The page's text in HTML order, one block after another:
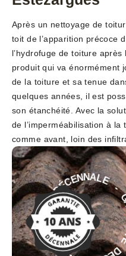
Après un nettoyage de
toit de l’apparition précoce
l’hydrofuge de toiture après
produit qui va énormément
de la toiture et sa tenue
quelques années, il est
son étanchéité. Avec la
de l’imperméabilisation à la
comme avant, loin des
R
A
N
T
I
E
D
É
C
E
NNALE - GAR
E
N